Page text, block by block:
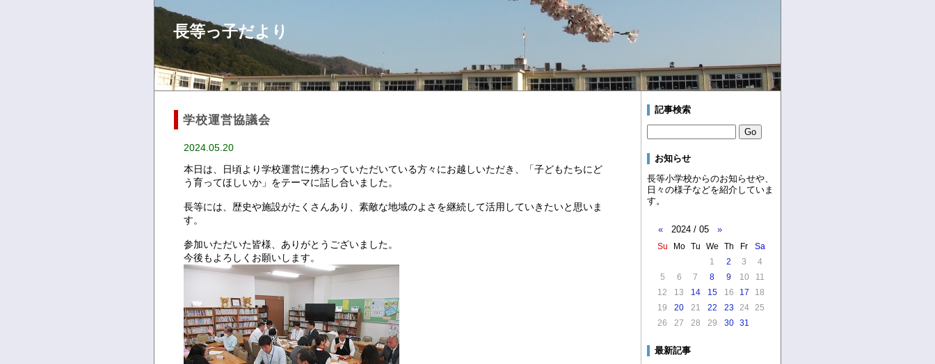
長等っ子だより
学校運営協議会
2024.05.20
本日は、日頃より学校運営に携わっていただいている方々にお越しいただき、「子どもたちにど
う育ってほしいか」をテーマに話し合いました。
長等には、歴史や施設がたくさんあり、素敵な地域のよさを継続して活用していきたいと思いま
す。
参加いただいた皆様、ありがとうございました。
今後もよろしくお願いします。
記事検索
お知らせ
長等小学校からのお知らせや、
日々の様子などを紹介していま
す。
« 2024 / 05 »
Su Mo Tu We Th Fr
Sa
1
2 3
4
5
6 7 8 9 10
11
12
13 14 15 16 17
18
19
20 21 22 23 24
25
26
27 28 29 30 31
最新記事